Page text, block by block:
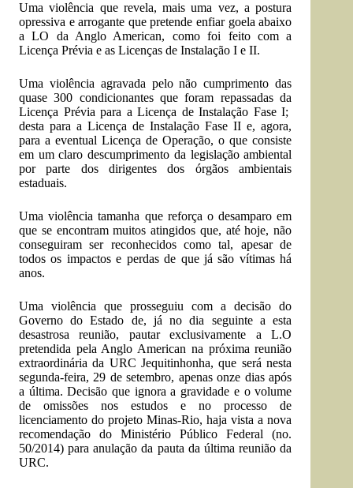
Uma violência que revela, mais uma vez, a postura
opressiva e arrogante que pretende enfiar goela abaixo
a LO da Anglo American, como foi feito com a
Licença Prévia e as Licenças de Instalação I e II.
Uma violência agravada pelo não cumprimento das
quase 300 condicionantes que foram repassadas da
Licença Prévia para a Licença de Instalação Fase I;
desta para a Licença de Instalação Fase II e, agora,
para a eventual Licença de Operação, o que consiste
em um claro descumprimento da legislação ambiental
por parte dos dirigentes dos órgãos ambientais
estaduais.
Uma violência tamanha que reforça o desamparo em
que se encontram muitos atingidos que, até hoje, não
conseguiram ser reconhecidos como tal, apesar de
todos os impactos e perdas de que já são vítimas há
anos.
Uma violência que prosseguiu com a decisão do
Governo do Estado de, já no dia seguinte a esta
desastrosa reunião, pautar exclusivamente a L.O
pretendida pela Anglo American na próxima reunião
extraordinária da URC Jequitinhonha, que será nesta
segunda-feira, 29 de setembro, apenas onze dias após
a última. Decisão que ignora a gravidade e o volume
de omissões nos estudos e no processo de
licenciamento do projeto Minas-Rio, haja vista a nova
recomendação do Ministério Público Federal (no.
50/2014) para anulação da pauta da última reunião da
URC.